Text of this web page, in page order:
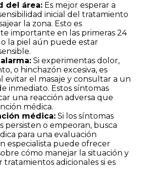
del área:Es mejor esperar a
inicial del tratamiento
la zona. Esto es
importante en las primeras 24
la piel aún puede estar
Si experimentas dolor,
o hinchazón excesiva, es
evitar el masaje y consultar a un
inmediato. Estos síntomas
una reacción adversa que
médica.
médica:Si los síntomas
persisten o empeoran, busca
para una evaluación
especialista puede ofrecer
cómo manejar la situación y
adicionales si es